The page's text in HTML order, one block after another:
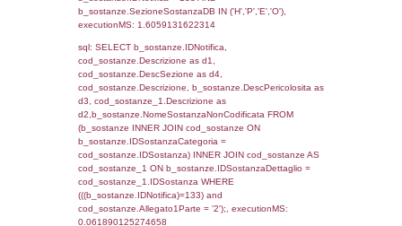
f_territori_limitrofi.Denominazione,
rofi.DescAltro FROM f_territori_limitrofi
cod_territori_tipologia ON
(f_territori_limitrofi.IDTipologiaTerritorio =
cod_territori_tipologia.IDTipologiaTerritorio)
(f_territori_limitrofi.IDTipoTerritorio =
cod_territori_tipologia.IDTerritorioTP)
(((f_territori_limitrofi.IDNotifica)=133) AND
((f_territori_limitrofi.IDTipoTerritorio)=6)),
0.07411789894104